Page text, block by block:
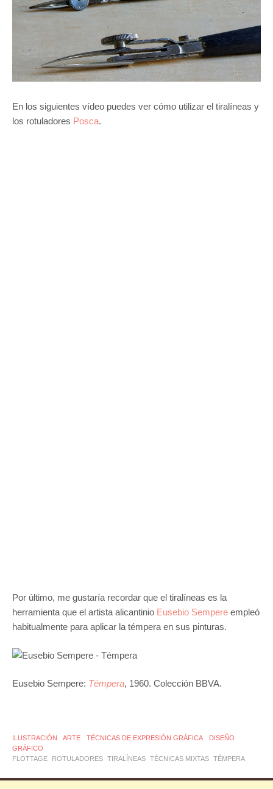
En los siguientes vídeo puedes ver cómo utilizar el tiralíneas y
los rotuladores Posca.
Por último, me gustaría recordar que el tiralíneas es la
herramienta que el artista alicantinio Eusebio Sempere empleó
habitualmente para aplicar la témpera en sus pinturas.
Eusebio Sempere: Témpera, 1960. Colección BBVA.
ILUSTRACIÓN ARTE TÉCNICAS DE EXPRESIÓN GRÁFICA
DISEÑO
GRÁFICO
FLOTTAGE
ROTULADORES TIRALÍNEAS TÉCNICAS MIXTAS TÉMPERA